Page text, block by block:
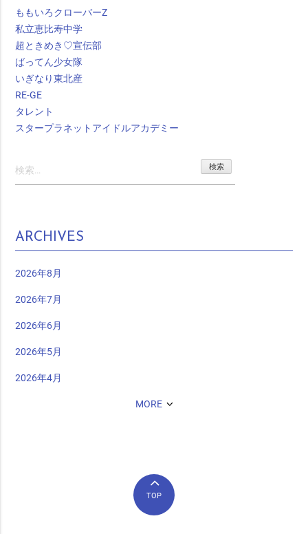
ももいろクローバーZ
私立恵比寿中学
超ときめき♡宣伝部
ばってん少女隊
いぎなり東北産
RE-GE
タレント
スタープラネットアイドルアカデミー
索:
ARCHIVES
2026年8月
2026年7月
2026年6月
2026年5月
2026年4月
MORE
TOP